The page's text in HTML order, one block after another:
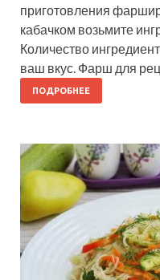
приготовления
кабачком возьмите
Количество
ваш вкус. Фарш для
ПОДРОБНЕЕ